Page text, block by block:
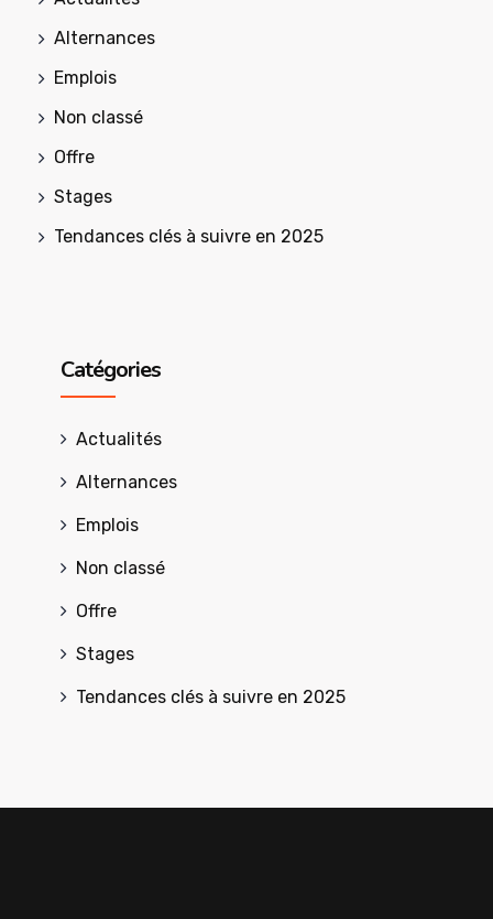
Alternances
Emplois
Non classé
Offre
Stages
Tendances clés à suivre en 2025
Catégories
Actualités
Alternances
Emplois
Non classé
Offre
Stages
Tendances clés à suivre en 2025